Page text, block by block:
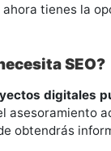
tienes la
SEO?
digitales
asesoramiento
obtendrás